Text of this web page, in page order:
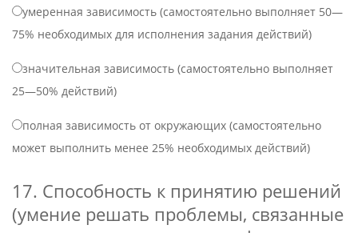
умеренная зависимость (самостоятельно выполняет 50—
75% необходимых для исполнения задания действий)
значительная зависимость (самостоятельно выполняет
25—50% действий)
полная зависимость от окружающих (самостоятельно
может выполнить менее 25% необходимых действий)
17. Способность к принятию решений
(умение решать проблемы, связанные